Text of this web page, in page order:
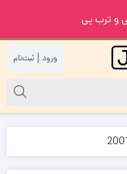
و ترب پی
|